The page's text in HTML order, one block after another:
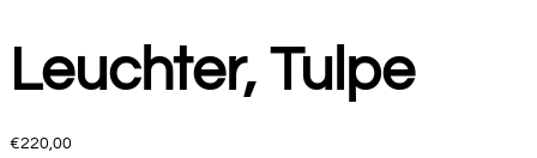
Leuchter, Tulpe
€220,00